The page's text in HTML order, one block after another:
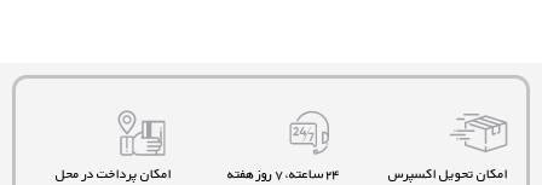
امکان تحویل اکسپرس ۲۴ ساعته، ۷ روز هفته امکان پرداخت در محل